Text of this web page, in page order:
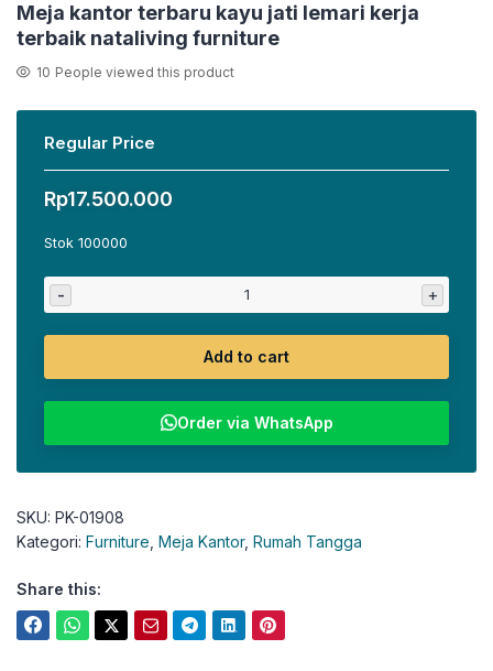
Meja kantor terbaru kayu jati lemari kerja
terbaik nataliving furniture
10 People viewed this product
Regular Price
Rp17.500.000
Stok 100000
- +
Add to cart
Order via WhatsApp
SKU: PK-01908
Kategori: Furniture Meja Kantor, Rumah Tangga
Share this: